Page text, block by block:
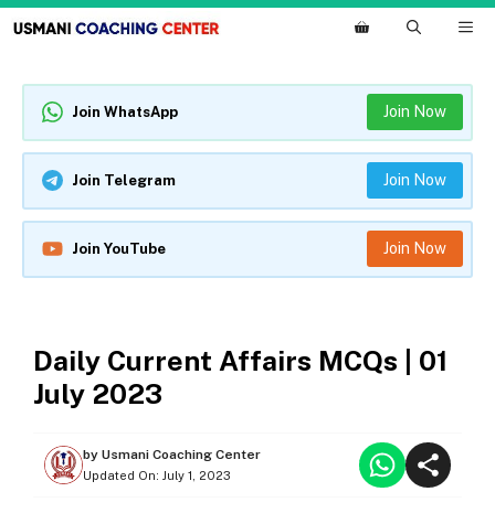
Skip
to
Join WhatsApp Join Now
Join Telegram Join Now
Join YouTube Join Now
Daily Current Affairs MCQs | 01
July 2023
by Usmani Coaching Center
Updated On: July 1, 2023